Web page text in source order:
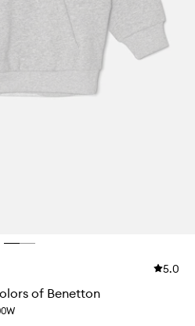
5.0
of Benetton